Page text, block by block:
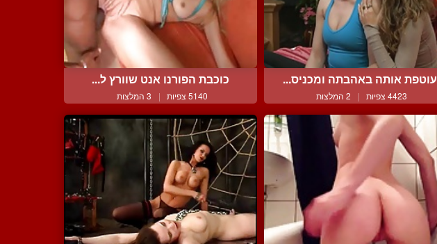
עוטפת אותה באהבתה ומכניס...
4423 צפיות | 2 המלצות
כוכבת הפורנו אנט שוורץ ל...
5140 צפיות | 3 המלצות